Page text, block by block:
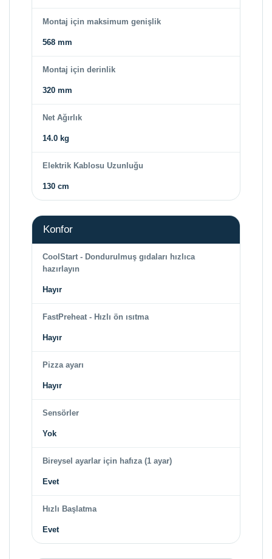
Montaj için maksimum genişlik
568 mm
Montaj için derinlik
320 mm
Net Ağırlık
14.0 kg
Elektrik Kablosu Uzunluğu
130 cm
Konfor
CoolStart - Dondurulmuş gıdaları hızlıca
hazırlayın
Hayır
FastPreheat - Hızlı ön ısıtma
Hayır
Pizza ayarı
Hayır
Sensörler
Yok
Bireysel ayarlar için hafıza (1 ayar)
Evet
Hızlı Başlatma
Evet